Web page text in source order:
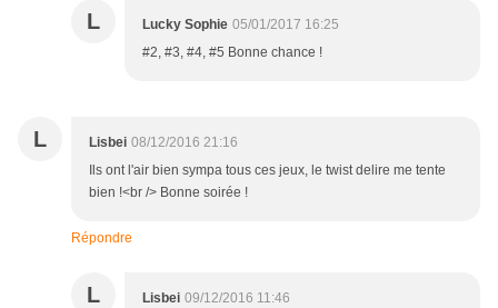
L Lucky Sophie 05/01/2017 16:25
#2, #3, #4, #5 Bonne chance !
L Lisbei 08/12/2016 21:16
Ils ont l'air bien sympa tous ces jeux, le twist delire me tente
bien !<br /> Bonne soirée !
Répondre
L Lisbei 09/12/2016 11:46